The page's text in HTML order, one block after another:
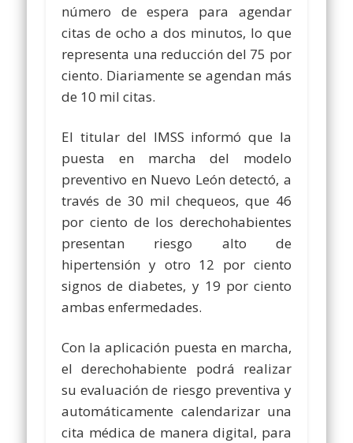
número de espera para agendar
citas de ocho a dos minutos, lo que
representa una reducción del 75 por
ciento. Diariamente se agendan más
de 10 mil citas.
El titular del IMSS informó que la
puesta en marcha del modelo
preventivo en Nuevo León detectó, a
través de 30 mil chequeos, que 46
por ciento de los derechohabientes
presentan riesgo alto de
hipertensión y otro 12 por ciento
signos de diabetes, y 19 por ciento
ambas enfermedades.
Con la aplicación puesta en marcha,
el derechohabiente podrá realizar
su evaluación de riesgo preventiva y
automáticamente calendarizar una
cita médica de manera digital, para